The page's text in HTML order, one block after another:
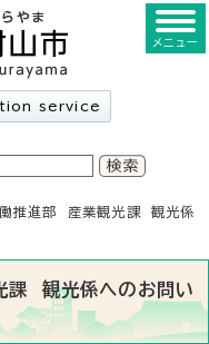
service
メニュー
進部 産業観光課 観光係
観光係へのお問い